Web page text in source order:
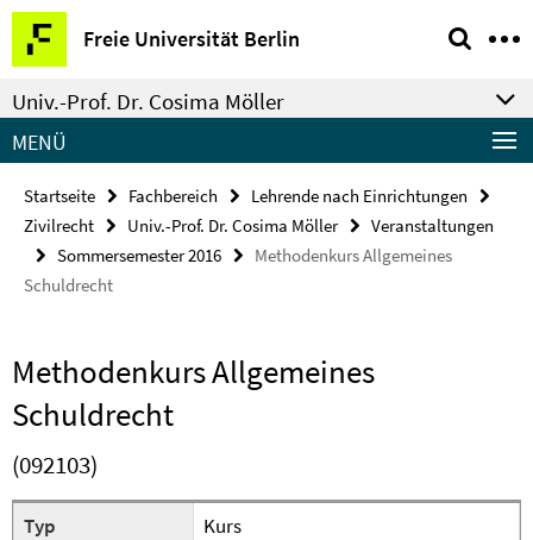
Springe
direkt
zu
Inhalt
Freie Universität Berlin
Service-
Navigation
Univ.-Prof. Dr. Cosima Möller
MENÜ
Startseite Fachbereich
Lehrende nach Einrichtungen
Zivilrecht
Univ.-Prof. Dr. Cosima Möller
Veranstaltungen
Sommersemester 2016
Methodenkurs Allgemeines
Schuldrecht
Methodenkurs Allgemeines
Schuldrecht
(092103)
Typ
Kurs